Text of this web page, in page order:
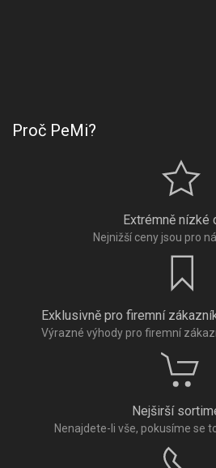
Proč PeMi?
Extrémně nízké
Nejnižší ceny jsou pro
Exklusivně pro firemní
Výrazné výhody pro firemní
Nejširší
Nenajdete-li vše, pokusíme se